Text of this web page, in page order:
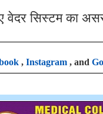
वेदर सिस्टम का
, Instagram , and